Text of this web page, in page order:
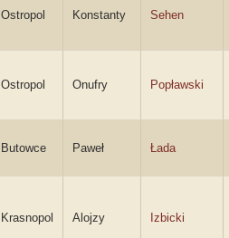
Ostropol Konstanty Sehen
Ostropol Onufry Popławski
Butowce Paweł Łada
Krasnopol Alojzy Izbicki